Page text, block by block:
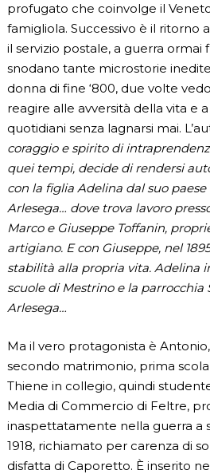
profugato che coinvolge il
famigliola. Successivo è il ritorno
il servizio postale, a guerra ormai
snodano tante microstorie
donna di fine ‘800, due volte
reagire alle avversità della vita e
quotidiani senza lagnarsi mai.
coraggio e spirito di
quei tempi, decide di rendersi
con la figlia Adelina dal suo
Arlesega… dove trova lavoro
Marco e Giuseppe Toffanin,
artigiano. E con Giuseppe, nel
stabilità alla propria vita. Adelina
scuole di Mestrino e la parrocchia
Arlesega…
Ma il vero protagonista è
secondo matrimonio, prima
Thiene in collegio, quindi
Media di Commercio di Feltre,
inaspettatamente nella guerra a
1918, richiamato per carenza di
disfatta di Caporetto. È inserito